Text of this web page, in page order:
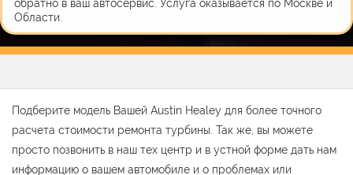
обратно в ваш автосервис. Услуга оказывается по Москве и
Области.
Подберите модель Вашей Austin Healey для более точного
расчета стоимости ремонта турбины. Так же, вы можете
просто позвонить в наш тех центр и в устной форме дать нам
информацию о вашем автомобиле и о проблемах или